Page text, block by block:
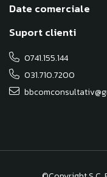
Date comerciale
Suport clienti
0741.155.144
031.710.7200